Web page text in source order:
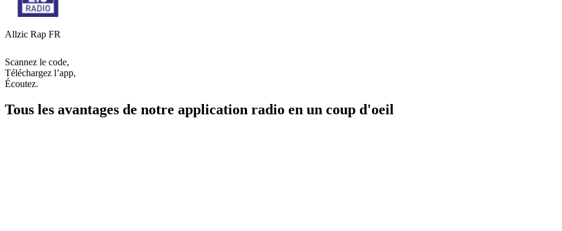
Allzic Rap FR
Scannez le code,
Téléchargez l’app,
Écoutez.
Tous les avantages de notre application radio en un coup d'oeil